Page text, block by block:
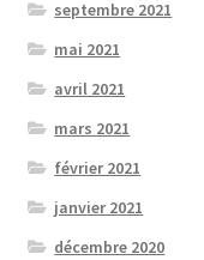
septembre 2021
mai 2021
avril 2021
mars 2021
février 2021
janvier 2021
décembre 2020